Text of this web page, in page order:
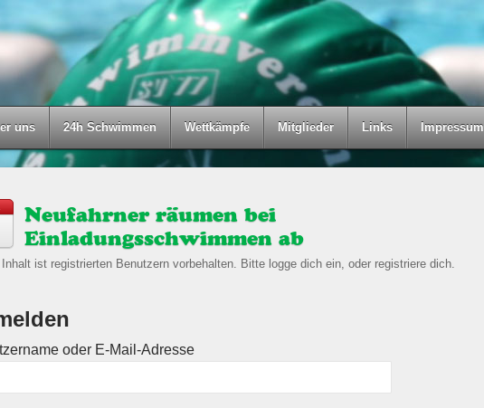
uns 24h Schwimmen Wettkämpfe Mitglieder Links Impressum
Neufahrner räumen bei
Einladungsschwimmen ab
Inhalt ist registrierten Benutzern vorbehalten. Bitte logge dich ein, oder registriere dich.
oder E-Mail-Adresse